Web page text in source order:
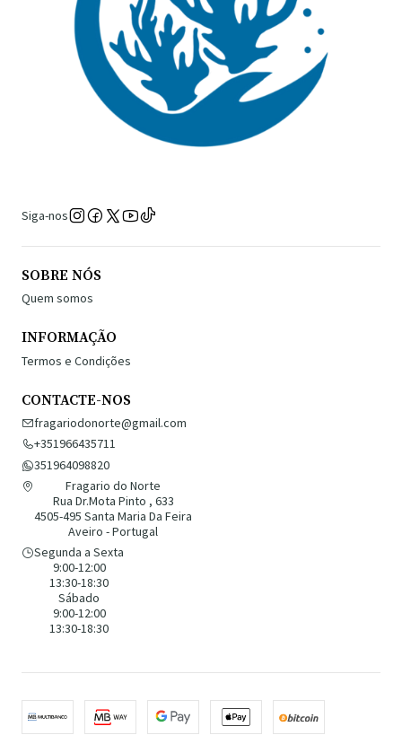
Siga-nos
SOBRE NÓS
Quem somos
INFORMAÇÃO
Termos e Condições
CONTACTE-NOS
fragariodonorte@gmail.com
+351966435711
351964098820
Fragario do Norte
Rua Dr.Mota Pinto , 633
4505-495 Santa Maria Da Feira
Aveiro - Portugal
Segunda a Sexta
9:00-12:00
13:30-18:30
Sábado
9:00-12:00
13:30-18:30